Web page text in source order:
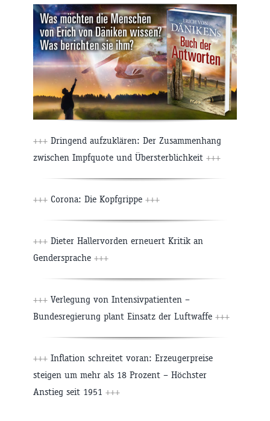
+++ Dringend aufzuklären: Der Zusammenhang
zwischen Impfquote und Übersterblichkeit +++
+++ Corona: Die Kopfgrippe +++
+++ Dieter Hallervorden erneuert Kritik an
Gendersprache +++
+++ Verlegung von Intensivpatienten –
Bundesregierung plant Einsatz der Luftwaffe +++
+++ Inflation schreitet voran: Erzeugerpreise
steigen um mehr als 18 Prozent – Höchster
Anstieg seit 1951 +++